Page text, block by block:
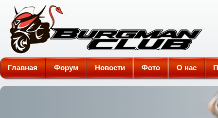
Burgman-Club
Главная Форум Новости Фото О нас